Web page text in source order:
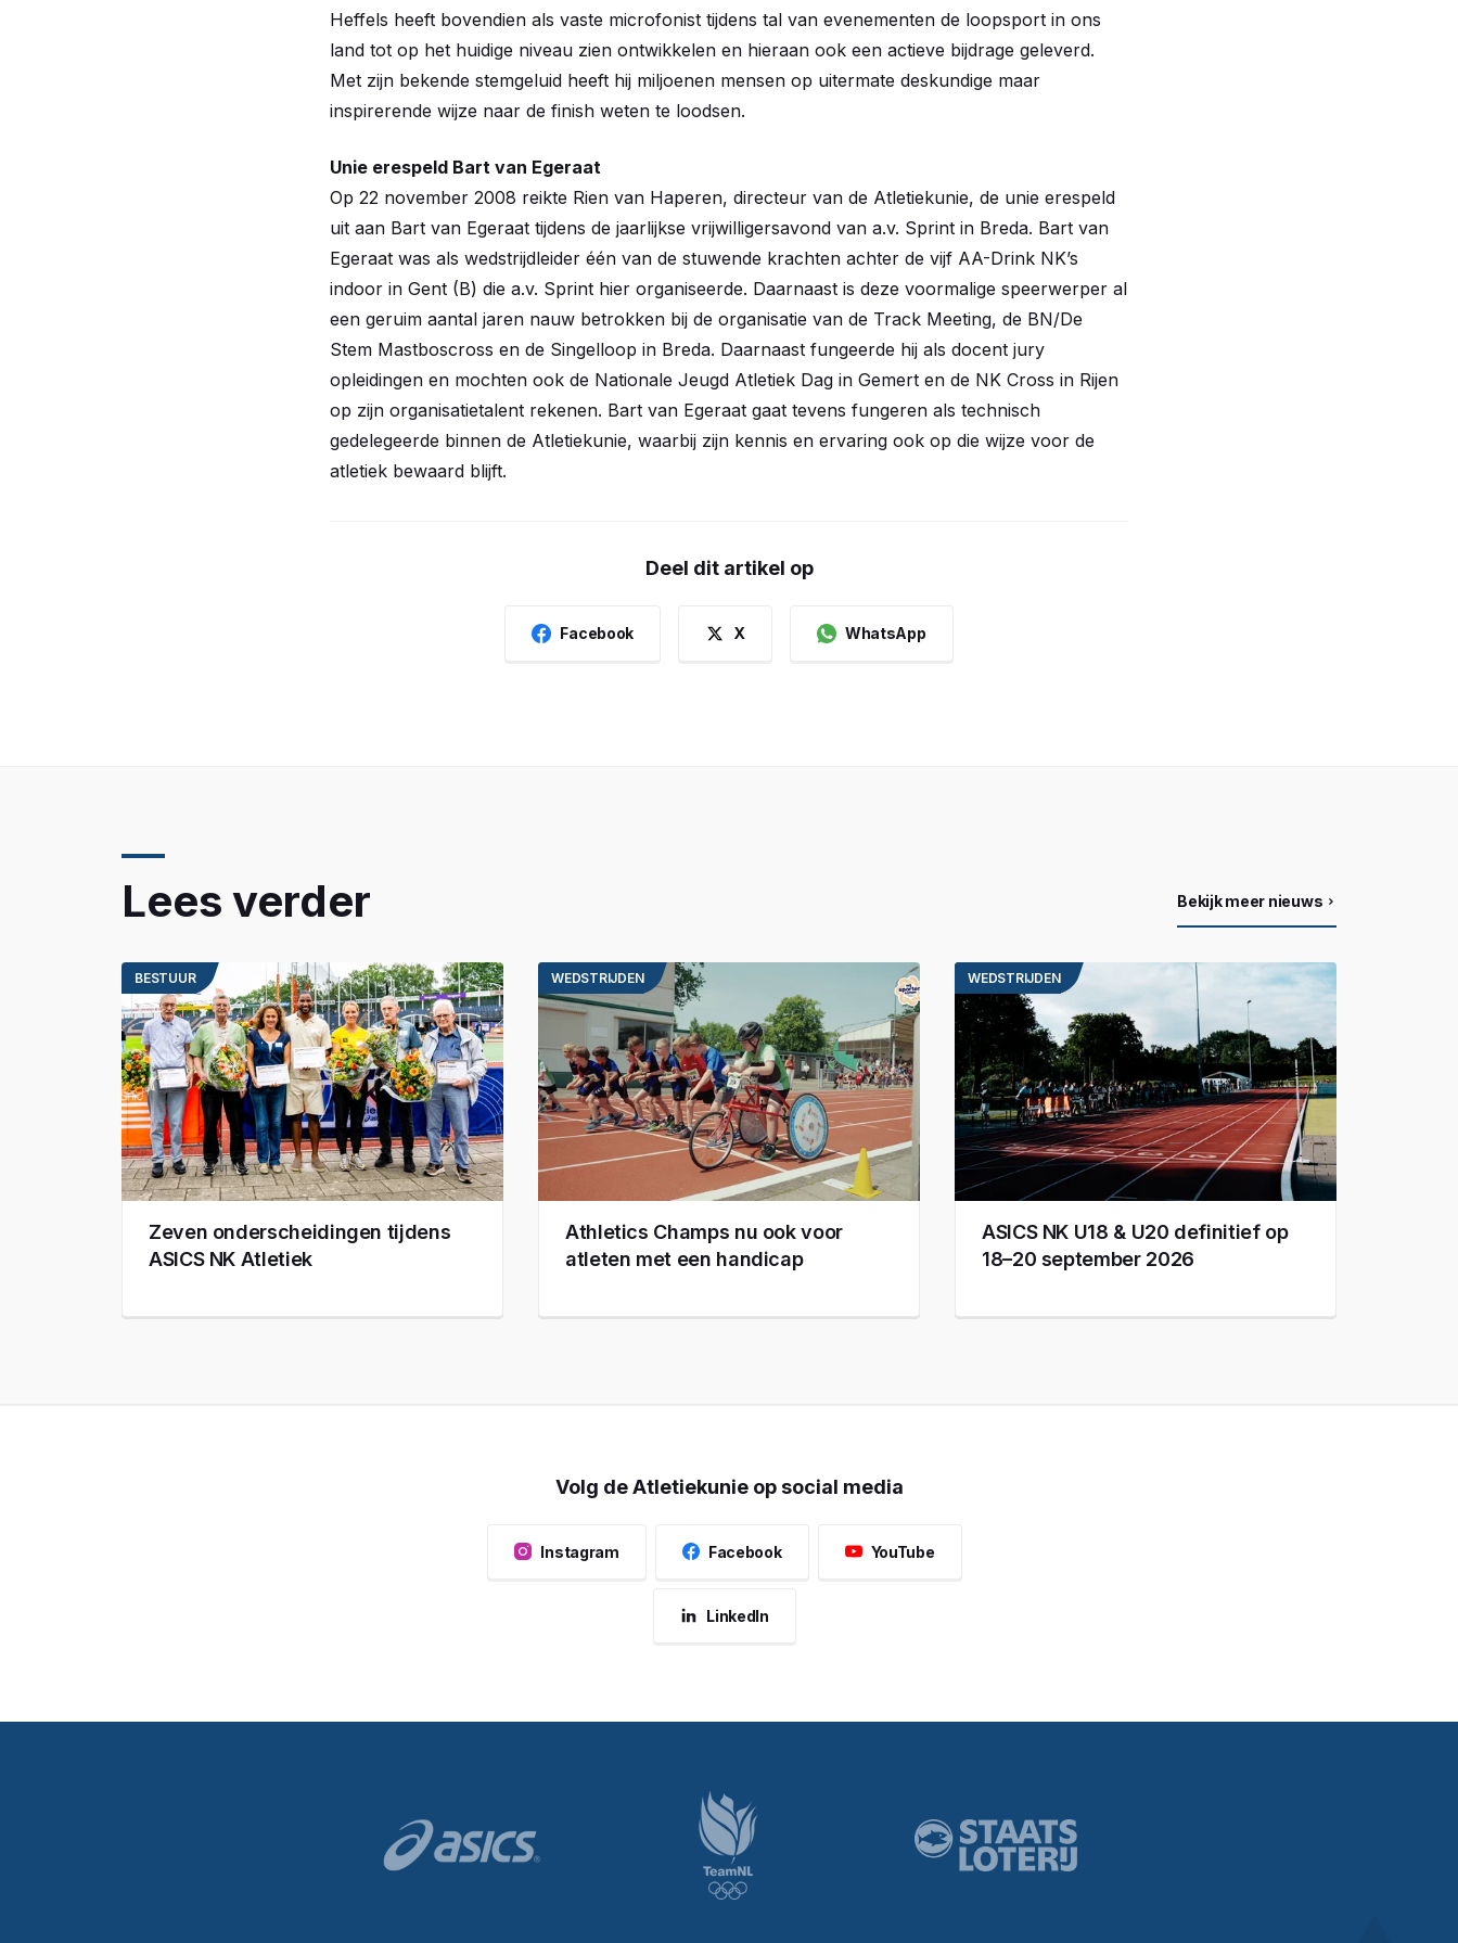
Heffels heeft bovendien als vaste microfonist tijdens tal van evenementen de loopsport in ons
land tot op het huidige niveau zien ontwikkelen en hieraan ook een actieve bijdrage geleverd.
Met zijn bekende stemgeluid heeft hij miljoenen mensen op uitermate deskundige maar
inspirerende wijze naar de finish weten te loodsen.
Unie erespeld Bart van Egeraat
Op 22 november 2008 reikte Rien van Haperen, directeur van de Atletiekunie, de unie erespeld
uit aan Bart van Egeraat tijdens de jaarlijkse vrijwilligersavond van a.v. Sprint in Breda. Bart van
Egeraat was als wedstrijdleider één van de stuwende krachten achter de vijf AA-Drink NK’s
indoor in Gent (B) die a.v. Sprint hier organiseerde. Daarnaast is deze voormalige speerwerper al
een geruim aantal jaren nauw betrokken bij de organisatie van de Track Meeting, de BN/De
Stem Mastboscross en de Singelloop in Breda. Daarnaast fungeerde hij als docent jury
opleidingen en mochten ook de Nationale Jeugd Atletiek Dag in Gemert en de NK Cross in Rijen
op zijn organisatietalent rekenen. Bart van Egeraat gaat tevens fungeren als technisch
gedelegeerde binnen de Atletiekunie, waarbij zijn kennis en ervaring ook op die wijze voor de
atletiek bewaard blijft.
Deel dit artikel op
Facebook X WhatsApp
Lees verder Bekijk meer nieuws
BESTUUR
Zeven onderscheidingen tijdens
ASICS NK Atletiek
WEDSTRIJDEN
Athletics Champs nu ook voor
atleten met een handicap
WEDSTRIJDEN
ASICS NK U18 & U20 definitief op
18–20 september 2026
Volg de Atletiekunie op social media
Instagram Facebook YouTube
LinkedIn